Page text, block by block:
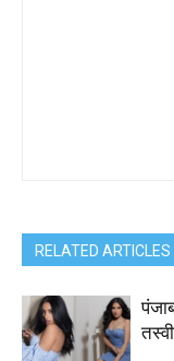
RELATED ARTICLES